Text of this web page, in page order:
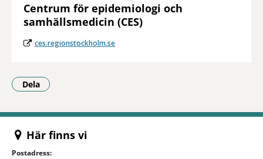
Centrum för epidemiologi och
samhällsmedicin (CES)
ces.regionstockholm.se
Dela
- Klicka för att öppna delningsalternativ.
Här finns vi
Postadress: